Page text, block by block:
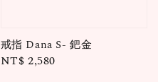
戒指 Dana S- 鈀金
Regular
NT$ 2,580